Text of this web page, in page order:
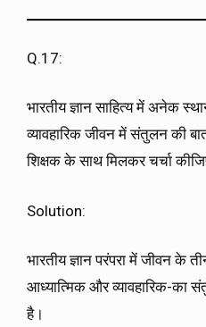
Q.17:
भारतीय ज्ञान साहित्य में अनेक
व्यावहारिक जीवन में संतुलन की
शिक्षक के साथ मिलकर चर्चा
Solution:
भारतीय ज्ञान परंपरा में जीवन के
आध्यात्मिक और व्यावहारिक-का
है।